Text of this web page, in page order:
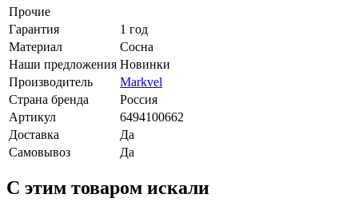
Прочие
Гарантия
1 год
Материал
Сосна
Наши предложения Новинки
Производитель
Markvel
Страна бренда
Россия
Артикул
6494100662
Доставка
Да
Самовывоз
Да
C этим товаром искали